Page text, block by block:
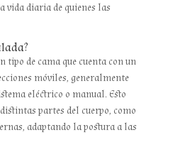
vida diaria de quienes las
tipo de cama que cuenta con un
móviles, generalmente
eléctrico o manual. Esto
partes del cuerpo, como
adaptando la postura a las